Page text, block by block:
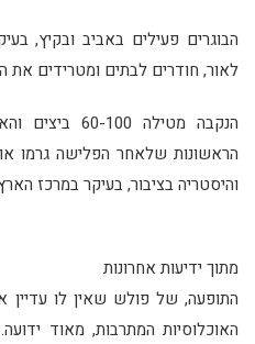
הבוגרים פעילים באביב ובקיץ,
לאור, חודרים לבתים ומטרידים את
הנקבה מטילה
הראשונות שלאחר הפלישה גרמו
והיסטריה בציבור, בעיקר במרכז
מתוך ידיעות אחרונות
התופעה, של פולש שאין לו
האוכלוסיות המתרבות, מאוד